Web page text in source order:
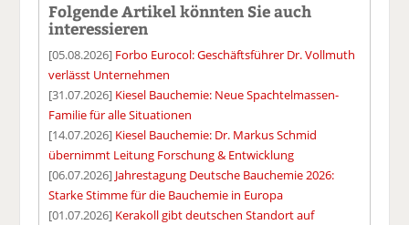
Folgende Artikel könnten Sie auch
interessieren
[05.08.2026] Forbo Eurocol: Geschäftsführer Dr. Vollmuth
verlässt Unternehmen
[31.07.2026] Kiesel Bauchemie: Neue Spachtelmassen-
Familie für alle Situationen
[14.07.2026] Kiesel Bauchemie: Dr. Markus Schmid
übernimmt Leitung Forschung & Entwicklung
[06.07.2026] Jahrestagung Deutsche Bauchemie 2026:
Starke Stimme für die Bauchemie in Europa
[01.07.2026] Kerakoll gibt deutschen Standort auf